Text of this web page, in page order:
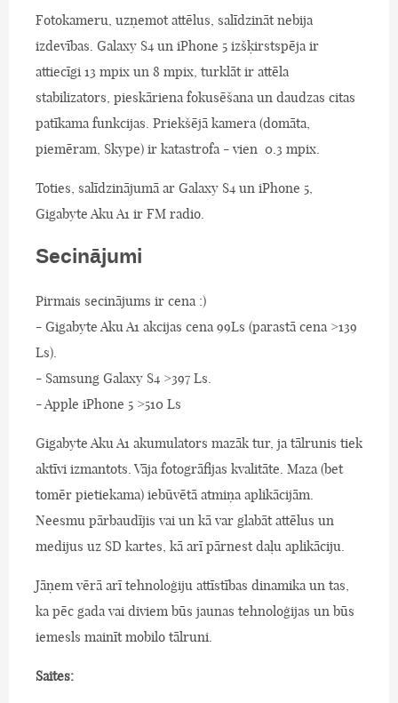
Fotokameru, uzņemot attēlus, salīdzināt nebija
izdevības. Galaxy S4 un iPhone 5 izšķirstspēja ir
attiecīgi 13 mpix un 8 mpix, turklāt ir attēla
stabilizators, pieskāriena fokusēšana un daudzas citas
patīkama funkcijas. Priekšējā kamera (domāta,
piemēram, Skype) ir katastrofa - vien 0.3 mpix.
Toties, salīdzinājumā ar Galaxy S4 un iPhone 5,
Gigabyte Aku A1 ir FM radio.
Secinājumi
Pirmais secinājums ir cena :)
- Gigabyte Aku A1 akcijas cena 99Ls (parastā cena >139
Ls).
- Samsung Galaxy S4 >397 Ls.
- Apple iPhone 5 >510 Ls
Gigabyte Aku A1 akumulators mazāk tur, ja tālrunis tiek
aktīvi izmantots. Vāja fotogrāfijas kvalitāte. Maza (bet
tomēr pietiekama) iebūvētā atmiņa aplikācijām.
Neesmu pārbaudījis vai un kā var glabāt attēlus un
medijus uz SD kartes, kā arī pārnest daļu aplikāciju.
Jāņem vērā arī tehnoloģiju attīstības dinamika un tas,
ka pēc gada vai diviem būs jaunas tehnoloģijas un būs
iemesls mainīt mobilo tālruni.
Saites: